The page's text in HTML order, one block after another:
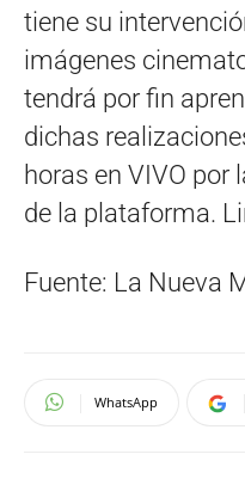
tiene su
imágenes
tendrá por fin
dichas
horas en VIVO por
de la plataforma.
Fuente: La Nueva
WhatsApp